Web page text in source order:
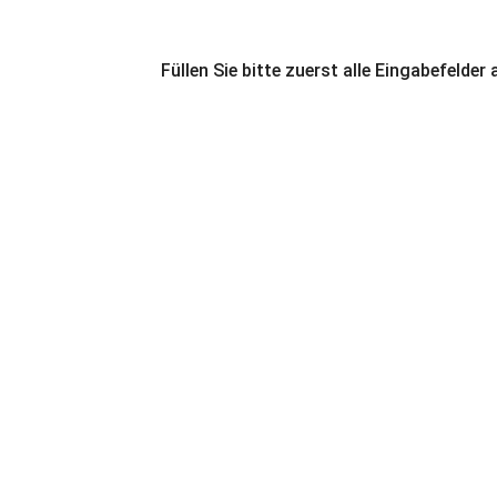
Füllen Sie bitte zuerst alle Eingabefelder